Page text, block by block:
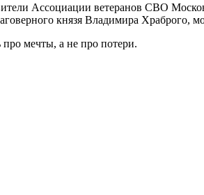
Ассоциации ветеранов СВО
князя Владимира Храброго,
про мечты, а не про потери.